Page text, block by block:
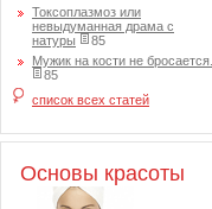
Токсоплазмоз или
невыдуманная драма с
натуры
85
Мужик на кости не бросается.
85
список всех статей
Основы красоты